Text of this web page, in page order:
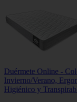
Duérmete Online -
Invierno/Verano,
Higiénico y